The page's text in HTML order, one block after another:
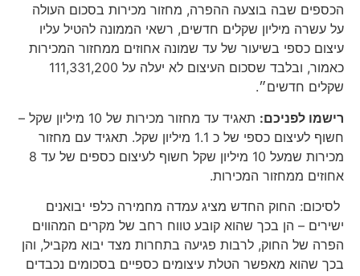
הכספים שבה בוצעה ההפרה, מחזור מכירות בסכום העולה
על עשרה מיליון שקלים חדשים, רשאי הממונה להטיל עליו
עיצום כספי בשיעור של עד שמונה אחוזים ממחזור המכירות
כאמור, ובלבד שסכום העיצום לא יעלה על 111,331,200
שקלים חדשים״.
רישמו לפניכם:
תאגיד עד מחזור מכירות של 10 מיליון שקל –
חשוף לעיצום כספי של כ 1.1 מיליון שקל. תאגיד עם מחזור
מכירות שמעל 10 מיליון שקל חשוף לעיצום כספים של עד 8
אחוזים ממחזור המכירות.
לסיכום: החוק החדש מציג עמדה מחמירה כלפי יבואנים
ישירים – הן בכך שהוא קובע טווח רחב של מקרים המהווים
הפרה של החוק, לרבות פגיעה בתחרות מצד יבוא מקביל, והן
בכך שהוא מאפשר הטלת עיצומים כספיים בסכומים נכבדים